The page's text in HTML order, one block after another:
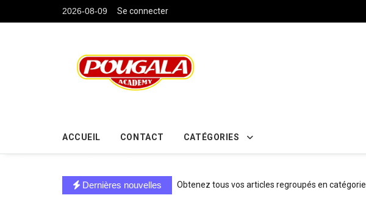
2026-08-09 Se connecter
ACCUEIL CONTACT CATÉGORIES
Dernières nouvelles Obtenez tous vos articles regroupés en catégorie